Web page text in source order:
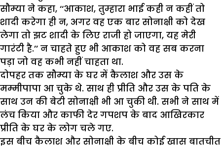
सौम्या ने कहा, ‘‘आकाश, तुम्हारा भाई कही न कहीं तो
शादी करेगा ही न, अगर वह एक बार सोनाक्षी को देख
लेगा तो झट शादी के लिए राजी हो जाएगा, यह मेरी
गारंटी है.’’ न चाहते हुए भी आकाश को वह सब करना
पड़ा जो वह कभी नहीं चाहता था.
दोपहर तक सौम्या के घर में कैलाश और उस के
मम्मीपापा आ चुके थे. साथ ही प्रीति और उस के पति के
साथ उन की बेटी सोनाक्षी भी आ चुकी थी. सभी ने साथ में
लंच किया और काफी देर गपशप के बाद आखिरकार
प्रीति के घर के लोग चले गए.
इस बीच कैलाश और सोनाक्षी के बीच कोई खास बातचीत